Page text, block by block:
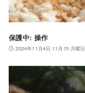
保護中: 操作
2024年11月4日 11月 th 月曜日